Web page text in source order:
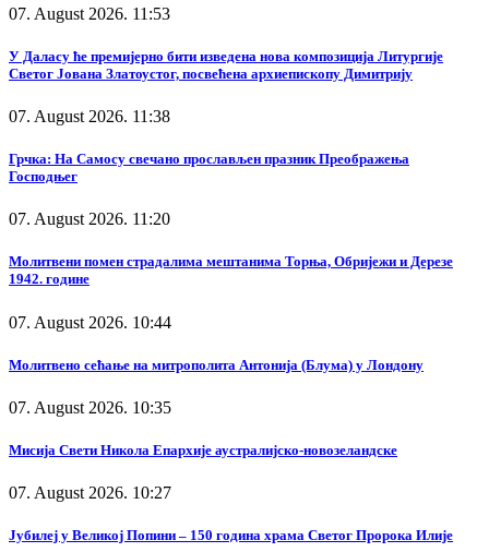
07. August 2026. 11:53
У Даласу ће премијерно бити изведена нова композиција Литургије
Светог Јована Златоустог, посвећена архиепископу Димитрију
07. August 2026. 11:38
Грчка: На Самосу свечано прослављен празник Преображења
Господњег
07. August 2026. 11:20
Молитвени помен страдалима мештанима Торња, Обријежи и Дерезе
1942. године
07. August 2026. 10:44
Молитвено сећање на митрополита Антонија (Блума) у Лондону
07. August 2026. 10:35
Мисија Свети Никола Епархије аустралијско-новозеландске
07. August 2026. 10:27
Јубилеј у Великој Попини – 150 година храма Светог Пророка Илије